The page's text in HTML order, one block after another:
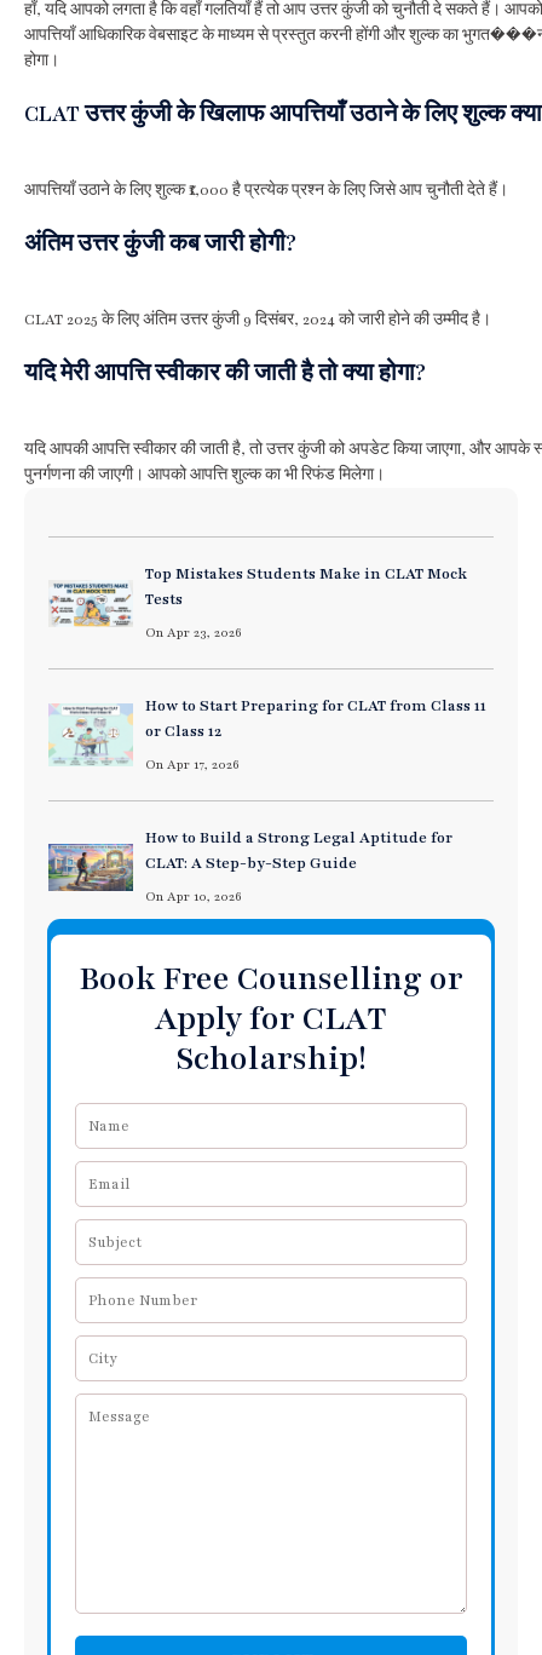
हाँ, यदि आपको लगता है कि वहाँ गलतियाँ हैं तो आप उत्तर कुंजी को चुनौती दे सकते हैं।
आपत्तियाँ आधिकारिक वेबसाइट के माध्यम से प्रस्तुत करनी होंगी और शुल्क का
होगा।
CLAT उत्तर कुंजी के खिलाफ आपत्तियाँ उठाने के लिए शुल्क
आपत्तियाँ उठाने के लिए शुल्क ₹1,000 है प्रत्येक प्रश्न के लिए जिसे आप चुनौती देते हैं।
अंतिम उत्तर कुंजी कब जारी होगी?
CLAT 2025 के लिए अंतिम उत्तर कुंजी 9 दिसंबर, 2024 को जारी होने की उम्मीद है।
यदि मेरी आपत्ति स्वीकार की जाती है तो क्या होगा?
यदि आपकी आपत्ति स्वीकार की जाती है, तो उत्तर कुंजी को अपडेट किया जाएगा, और आपके
पुनर्गणना की जाएगी। आपको आपत्ति शुल्क का भी रिफंड मिलेगा।
Top Mistakes Students Make in CLAT Mock
Tests
On Apr 23, 2026
How to Start Preparing for CLAT from Class 11
or Class 12
On Apr 17, 2026
How to Build a Strong Legal Aptitude for
CLAT: A Step-by-Step Guide
On Apr 10, 2026
Book Free Counselling or
Apply for CLAT
Scholarship!